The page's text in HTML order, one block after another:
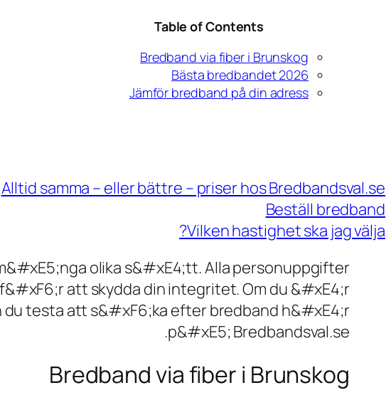
Table of Contents
Bredband via fiber i Brunskog
Bästa bredbandet 2026
Jämför bredband på din adress
Alltid samma – eller bättre – priser hos Bredbandsval.se
Beställ bredband
Vilken hastighet ska jag välja?
olika s&#xE4;tt. Alla personuppgifter
att skydda din integritet. Om du &#xE4;r
testa att s&#xF6;ka efter bredband h&#xE4;r
p&#xE5; Bredbandsval.se.
Bredband via fiber i Brunskog